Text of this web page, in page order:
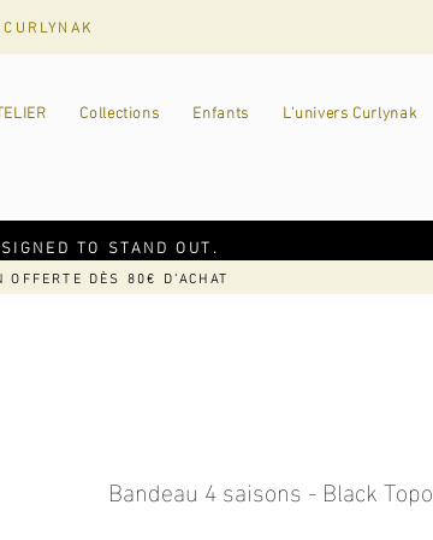
Collections Enfants L'univers Curlynak
TO STAND OUT.
DÈS 80€ D'ACHAT
Bandeau 4 saisons - Black Topo